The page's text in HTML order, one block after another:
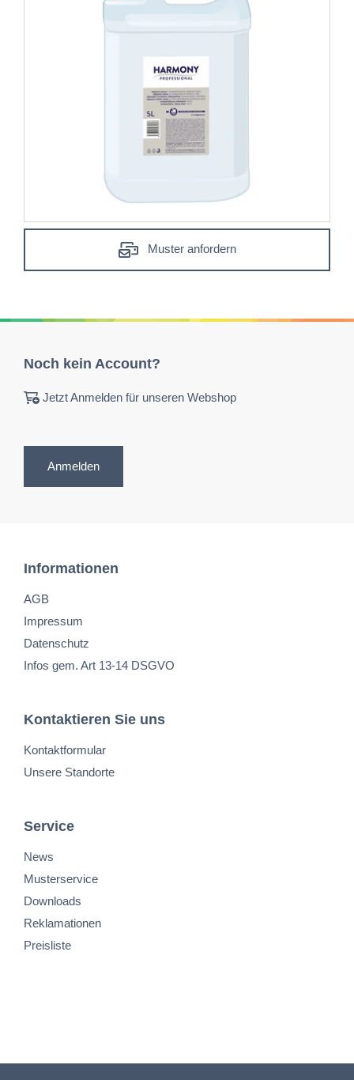
Muster anfordern
Noch kein Account?
Jetzt Anmelden für unseren Webshop
Anmelden
Informationen
AGB
Impressum
Datenschutz
Infos gem. Art 13-14 DSGVO
Kontaktieren Sie uns
Kontaktformular
Unsere Standorte
Service
News
Musterservice
Downloads
Reklamationen
Preisliste